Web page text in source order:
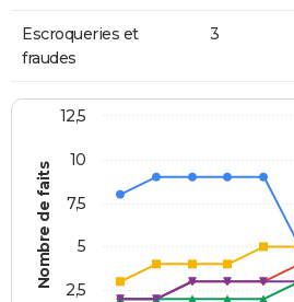
Escroqueries et
fraudes
3
Nombre de faits
2,5
5
7,5
10
12,5